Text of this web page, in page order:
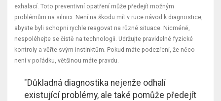
exhalací. Toto preventivní opatření může předejít možným
problémům na silnici. Není na škodu mít v ruce návod k diagnostice,
abyste byli schopni rychle reagovat na různé situace. Nicméně,
nespoléhejte se čistě na technologii. Udržujte pravidelné fyzické
kontroly a věřte svým instinktům. Pokud máte podezření, že něco
není v pořádku, většinou máte pravdu.
"Důkladná diagnostika nejenže odhalí
existující problémy, ale také pomůže předejít